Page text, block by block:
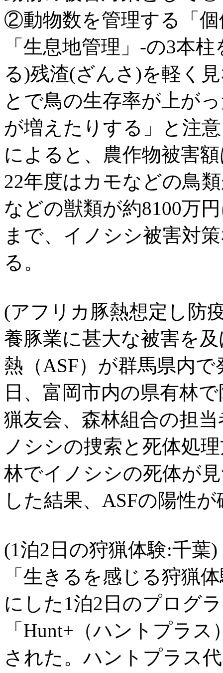
②動物数を管理する「
「生息地管理」-の3本
る)残渣(ざんさ)を軽く
とで鳥の生存率が上が
が増えたりする」と注
によると、農作物被害
22年度はカモなどの鳥
などの獣類が約8100万
まで、イノシシ被害対
る。
(アフリカ豚熱想定し防
養豚業に甚大な被害を
熱（ASF）が群馬県内
日、富岡市内の県有林
猟友会、森林組合の担
ノシシの捜索と死体処
林でイノシシの死体が
した結果、ASFの陽性
(1泊2日の狩猟体験:千葉)
「生きるを感じる狩猟
にした1泊2日のプログ
「Hunt+（ハントプラ
された。ハントプラス